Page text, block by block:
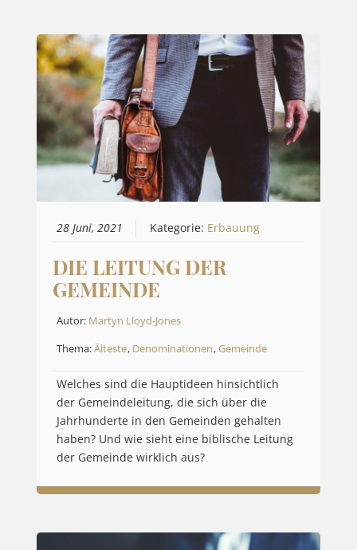
28 Juni, 2021 Kategorie: Erbauung
DIE LEITUNG DER
GEMEINDE
Autor: Martyn Lloyd-Jones
Thema:Älteste, Denominationen,Gemeinde
Welches sind die Hauptideen hinsichtlich
der Gemeindeleitung, die sich über die
Jahrhunderte in den Gemeinden gehalten
haben? Und wie sieht eine biblische Leitung
der Gemeinde wirklich aus?